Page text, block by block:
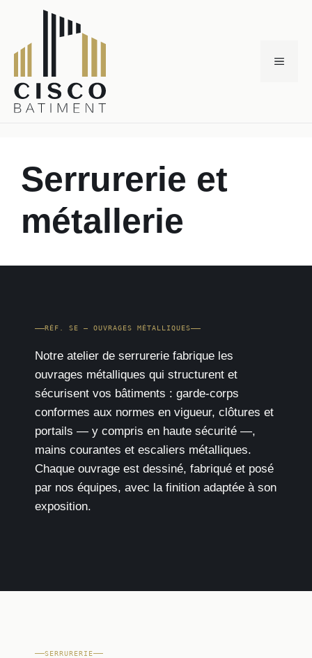
contenu
Menu
Serrurerie et
métallerie
RÉF. SE — OUVRAGES MÉTALLIQUES
Notre atelier de serrurerie fabrique les
ouvrages métalliques qui structurent et
sécurisent vos bâtiments : garde-corps
conformes aux normes en vigueur, clôtures et
portails — y compris en haute sécurité —,
mains courantes et escaliers métalliques.
Chaque ouvrage est dessiné, fabriqué et posé
par nos équipes, avec la finition adaptée à son
exposition.
SERRURERIE